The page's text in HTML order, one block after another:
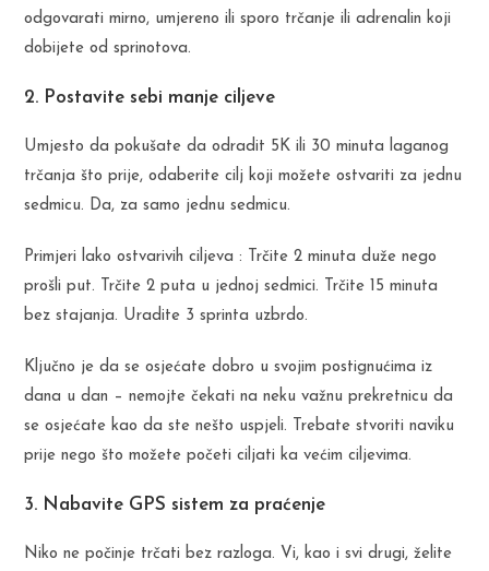
odgovarati mirno, umjereno ili sporo trčanje ili adrenalin koji
dobijete od sprinotova.
2. Postavite sebi manje ciljeve
Umjesto da pokušate da odradit 5K ili 30 minuta laganog
trčanja što prije, odaberite cilj koji možete ostvariti za jednu
sedmicu. Da, za samo jednu sedmicu.
Primjeri lako ostvarivih ciljeva : Trčite 2 minuta duže nego
prošli put. Trčite 2 puta u jednoj sedmici. Trčite 15 minuta
bez stajanja. Uradite 3 sprinta uzbrdo.
Ključno je da se osjećate dobro u svojim postignućima iz
dana u dan – nemojte čekati na neku važnu prekretnicu da
se osjećate kao da ste nešto uspjeli. Trebate stvoriti naviku
prije nego što možete početi ciljati ka većim ciljevima.
3. Nabavite GPS sistem za praćenje
Niko ne počinje trčati bez razloga. Vi, kao i svi drugi, želite